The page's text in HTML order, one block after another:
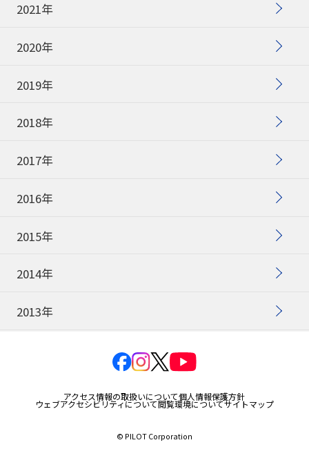
2021年
2020年
2019年
2018年
2017年
2016年
2015年
2014年
2013年
アクセス情報の取扱いについて個人情報保護方針
ウェブアクセシビリティについて閲覧環境についてサイトマップ
© PILOT Corporation